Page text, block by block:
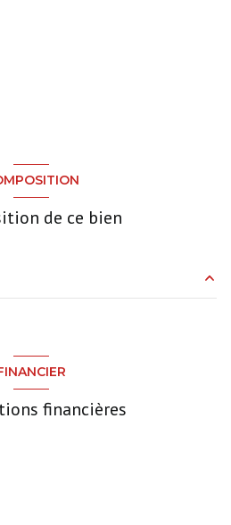
de ce bien
financières